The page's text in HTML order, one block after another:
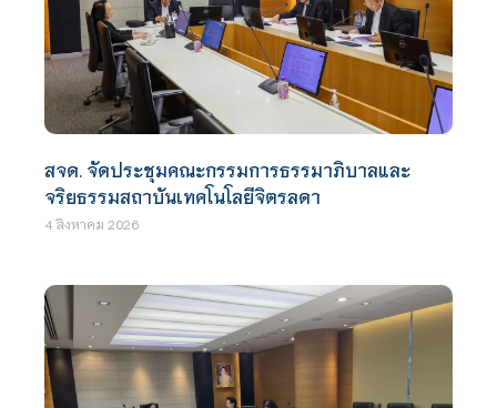
สจด. จัดประชุมคณะกรรมการธรรมาภิบาลและ
จริยธรรมสถาบันเทคโนโลยีจิตรลดา
4 สิงหาคม 2026